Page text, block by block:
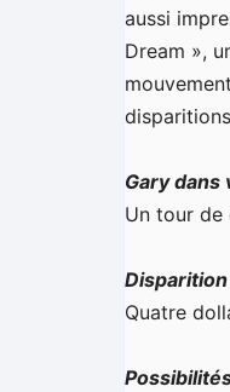
aussi
Dream »,
Gary dans
Un tour de
Quatre